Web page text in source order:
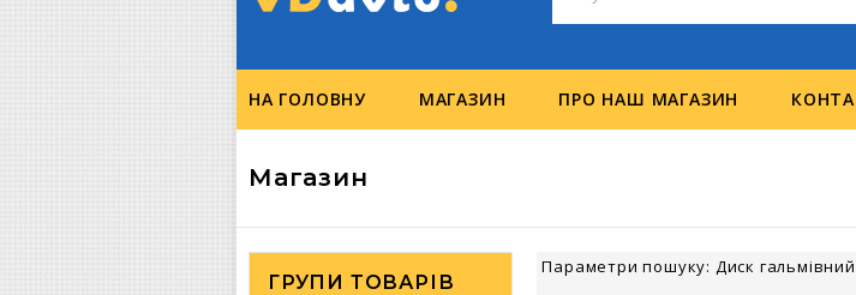
НА ГОЛОВНУ МАГАЗИН ПРО НАШ МАГАЗИН
Магазин
Параметри пошуку: Диск гальмівний
ГРУПИ ТОВАРІВ